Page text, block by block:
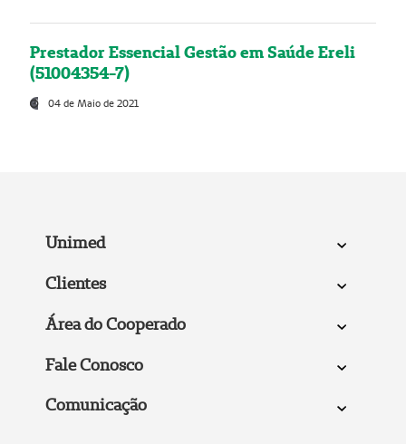
Prestador Essencial Gestão em Saúde Ereli
(51004354-7)
04 de Maio de 2021
Unimed
Clientes
Área do Cooperado
Fale Conosco
Comunicação